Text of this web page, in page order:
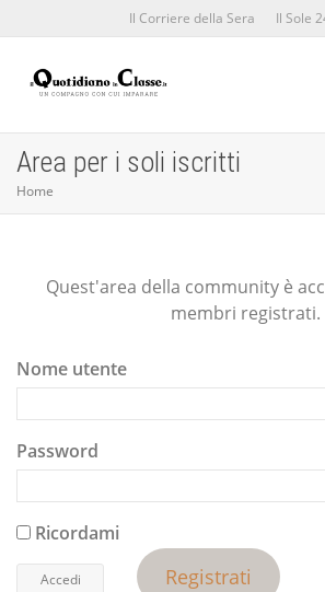
Il Corriere della Sera Il Sole
Area per i soli iscritti
Home
Quest'area della community è
membri registrati.
Nome utente
Password
Ricordami
Registrati